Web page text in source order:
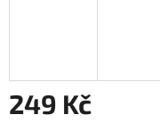
249 Kč